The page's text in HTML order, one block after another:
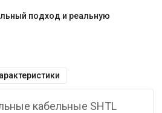
подход и реальную
кабельные SHTL